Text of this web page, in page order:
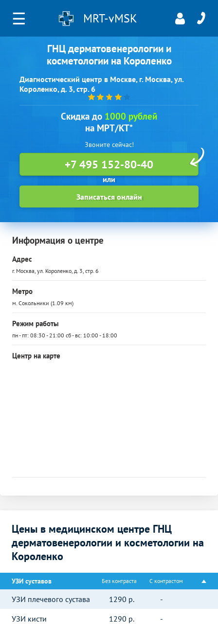
☰ MRT-vMSK
ГНЦ дерматовенерологии и
косметологии на Короленко
Диагностический центр в Москве, г. Москва, ул.
Короленко, д. 3, стр. 6
Скидка до 1000 рублей
на МРТ/КТ*
Звоните сейчас!
+7 495 152-80-40
Записаться онлайн
Информация о центре
Адрес
г. Москва, ул. Короленко, д. 3, стр. 6
Метро
м. Сокольники (1.09 км)
Режим работы
пн - пт: 08:30 - 21:00 сб - вс: 10:00 - 18:00
Центр на карте
Цены в медицинском центре ГНЦ
дерматовенерологии и косметологии на
Короленко
УЗИ суставов Без контраста С контрастом
УЗИ плечевого сустава 1290 р.
-
УЗИ кисти
1290 р. -